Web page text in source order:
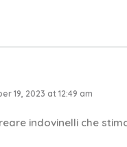
19, 2023 at 12:49 am
indovinelli che